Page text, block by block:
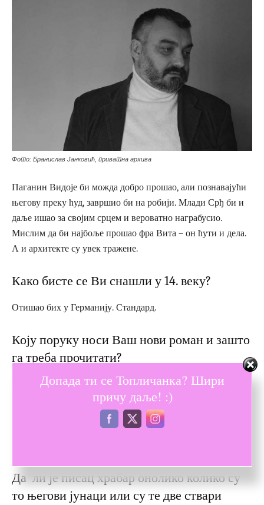
Фото: Бранислав Јанковић, приватна архива
Паганин Видоје би можда добро прошао, али познавајући
његову преку ћуд, завршио би на робији. Млади Срђ би и
даље ишао за својим срцем и вероватно награбусио.
Мислим да би најбоље прошао фра Вита – он ћути и дела.
А и архитекте су увек тражене.
Како бисте се Ви снашли у 14. веку?
Отишао бих у Германију. Стандард.
Коју поруку носи Ваш нови роман и зашто
га треба прочитати?
Да се никада не смемо предати, ни пред ким и да не
постоји толико велика опасност коју не можемо победити.
И да човек који воли не може бити грешан. Знам да све ово
звучи као популарна психологија или општа места, али
Да ли је писац храбар онолико колико су
то његови јунаци или су те две ствари
Допада ти се Топличанка? Шири
причу даље! :)